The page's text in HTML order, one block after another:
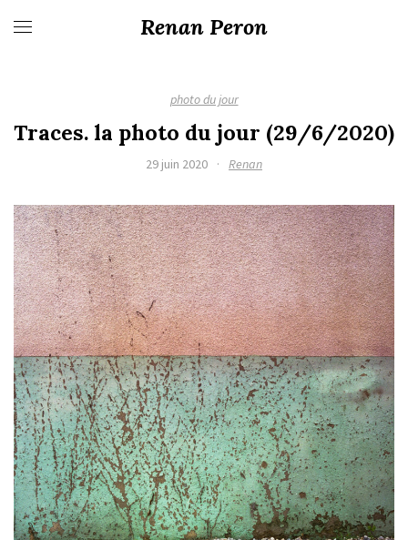
Renan Peron
photo du jour
Traces. la photo du jour (29/6/2020)
29 juin 2020 · Renan